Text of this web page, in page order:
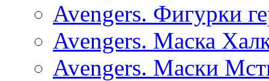
Avengers. Фигурки
Avengers. Маска
Avengers. Маски